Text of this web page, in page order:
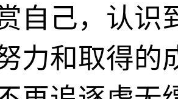
自己，认识
力和取得的